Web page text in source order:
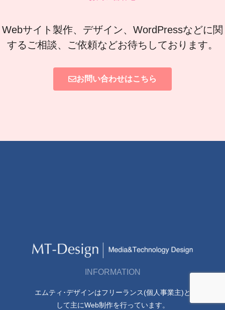
Webサイト製作、デザイン、WordPressなどに関
するご相談、ご依頼などお待ちしております。
お問い合わせはこちら
INFORMATION
エムティ･デザインはフリーランス(個人事業主)と
して主にWeb制作を行っています。